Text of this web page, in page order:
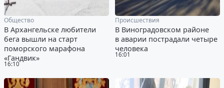
16:10
Общество
В Архангельске любители
бега вышли на старт
поморского марафона
«Гандвик»
16:01
Происшествия
В Виноградовском районе
в аварии пострадали четыре
человека